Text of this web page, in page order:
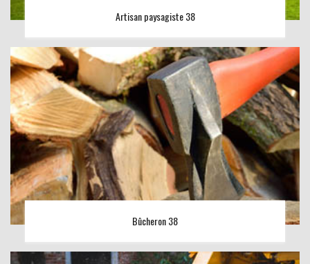
Artisan paysagiste 38
Bûcheron 38